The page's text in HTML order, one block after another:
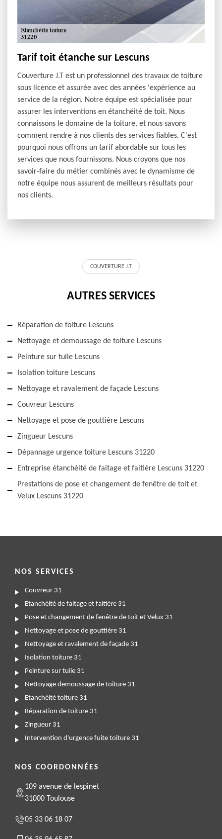
Tarif toit étanche sur Lescuns
Couverture J.T est un professionnel des travaux de toiture
sous licence et assurée avec des années 'expérience au
service de la région. Notre équipe est spécialisée pour
assurer les interventions en étanchéité de toit. Nous
connaissons le domaine de la toiture, et nous savons
comment rendre à nos clients des services fiables. C'est
pourquoi nous offrons un tarif abordable sur tous les
services que nous fournissons. Nous croyons que nos
savoir-faire du métier combinés avec le dynamisme de
notre équipe nous assurent de meilleurs résultats pour
nos clients.
COUVERTURE J.T
AUTRES SERVICES
Réparation de toiture Lescuns
Nettoyage et demoussage de toiture Lescuns
Peinture sur tuile Lescuns
Isolation toiture Lescuns
Nettoyage et ravalement de façade Lescuns
Couvreur Lescuns
Nettoyage et pose de gouttière Lescuns
Zingueur Lescuns
Dépannage urgence toiture Lescuns 31220
Entreprise étanchéité de faitage et faitière Lescuns 31220
Prestations de pose et changement de fenêtre de toit et
Velux Lescuns 31220
NOS SERVICES
Couvreur 31
Etanchéité de faitage et faitière 31
Pose et changement de fenêtre de toit et Velux 31
Nettoyage et pose de gouttière 31
Nettoyage et ravalement de façade 31
Isolation toiture 31
Peinture sur tuile 31
Nettoyage demoussage de toiture 31
Etanchéité toiture 31
Réparation de toiture 31
Zingueur 31
Intervention d'urgence fuite toiture 31
NOS COORDONNÉES
109 avenue de lespinet
31000 Toulouse
05 33 06 18 07